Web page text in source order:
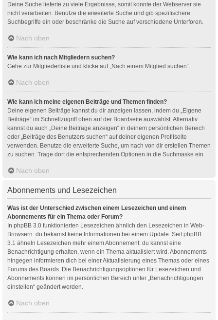
Deine Suche lieferte zu viele Ergebnisse, somit konnte der Webserver sie
nicht verarbeiten. Benutze die erweiterte Suche und gib spezifischere
Suchbegriffe ein oder beschränke die Suche auf verschiedene Unterforen.
Nach oben
Wie kann ich nach Mitgliedern suchen?
Gehe zur Mitgliederliste und klicke auf „Nach einem Mitglied suchen“.
Nach oben
Wie kann ich meine eigenen Beiträge und Themen finden?
Deine eigenen Beiträge kannst du dir anzeigen lassen, indem du „Eigene
Beiträge“ im Schnellzugriff oben auf der Boardseite auswählst. Alternativ
kannst du auch „Deine Beiträge anzeigen“ in deinem persönlichen Bereich
oder „Beiträge des Benutzers suchen“ auf deiner eigenen Profilseite
verwenden. Benutze die erweiterte Suche, um nach von dir erstellen Themen
zu suchen. Trage dort die entsprechenden Optionen in die Suchmaske ein.
Nach oben
Abonnements und Lesezeichen
Was ist der Unterschied zwischen einem Lesezeichen und einem
Abonnements für ein Thema oder Forum?
In phpBB 3.0 funktionierten Lesezeichen ähnlich den Lesezeichen in Web-
Browsern: du bekamst keine Informationen bei einem Update. Seit phpBB
3.1 ähneln Lesezeichen mehr einem Abonnement: du kannst eine
Benachrichtigung erhalten, wenn ein Thema aktualisiert wird. Abonnements
hingegen informieren dich bei einer Aktualisierung eines Themas oder eines
Forums des Boards. Die Benachrichtigungsoptionen für Lesezeichen und
Abonnements können im persönlichen Bereich unter „Benachrichtigungen
einstellen“ geändert werden.
Nach oben